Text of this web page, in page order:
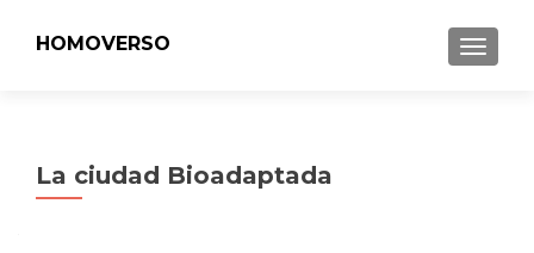
MENU
HOMOVERSO
La ciudad Bioadaptada